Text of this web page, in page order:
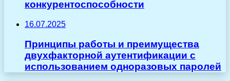
конкурентоспособности
16.07.2025
Принципы работы и преимущества
двухфакторной аутентификации с
использованием одноразовых паролей